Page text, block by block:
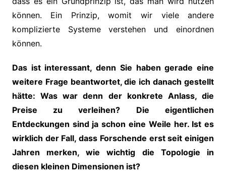
können. Ein Prinzip, womit wir viele andere
komplizierte Systeme verstehen und einordnen
können.
Das ist interessant, denn Sie haben gerade eine
weitere Frage beantwortet, die ich danach gestellt
hätte: Was war denn der konkrete Anlass, die
Preise zu verleihen? Die eigentlichen
Entdeckungen sind ja schon eine Weile her. Ist es
wirklich der Fall, dass Forschende erst seit einigen
Jahren merken, wie wichtig die Topologie in
diesen kleinen Dimensionen ist?